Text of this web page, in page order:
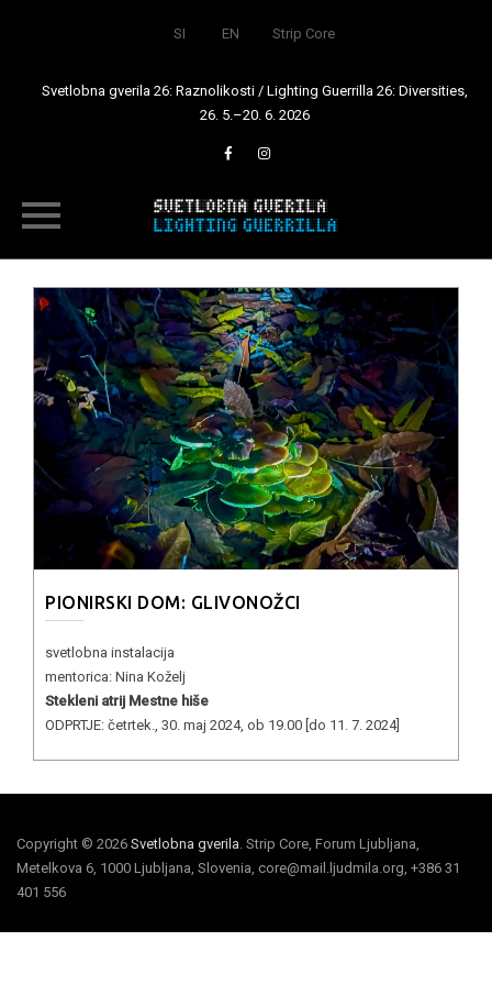
SI EN Strip Core
Svetlobna gverila 26: Raznolikosti / Lighting Guerrilla 26: Diversities,
26. 5.–20. 6. 2026
PIONIRSKI DOM: GLIVONOŽCI
svetlobna instalacija
mentorica: Nina Koželj
Stekleni atrij Mestne hiše
ODPRTJE: četrtek., 30. maj 2024, ob 19.00 [do 11. 7. 2024]
Copyright © 2026 Svetlobna gverila. Strip Core, Forum Ljubljana,
Metelkova 6, 1000 Ljubljana, Slovenia, core@mail.ljudmila.org, +386 31
401 556